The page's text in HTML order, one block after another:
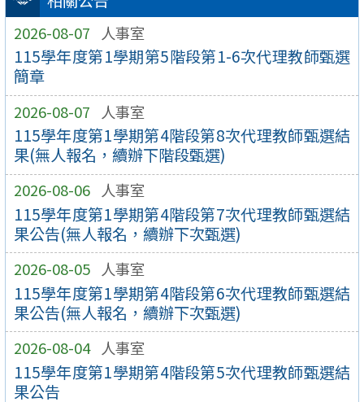
2026-08-07 人事室
115學年度第1學期第5階段第1-6次代理教師甄選
簡章
2026-08-07 人事室
115學年度第1學期第4階段第8次代理教師甄選結
果(無人報名，續辦下階段甄選)
2026-08-06 人事室
115學年度第1學期第4階段第7次代理教師甄選結
果公告(無人報名，續辦下次甄選)
2026-08-05 人事室
115學年度第1學期第4階段第6次代理教師甄選結
果公告(無人報名，續辦下次甄選)
2026-08-04 人事室
115學年度第1學期第4階段第5次代理教師甄選結
果公告